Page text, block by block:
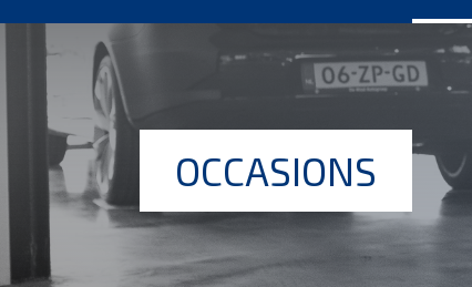
OCCASIONS